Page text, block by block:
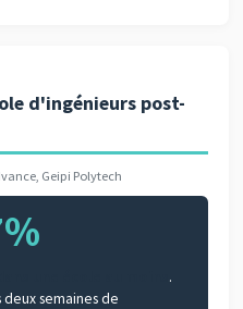
d'ingénieurs post-
Geipi Polytech
.
deux semaines de